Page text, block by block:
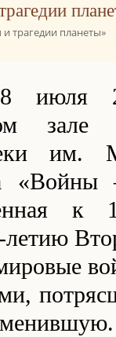
трагедии планеты»
июля
зале
им.
к